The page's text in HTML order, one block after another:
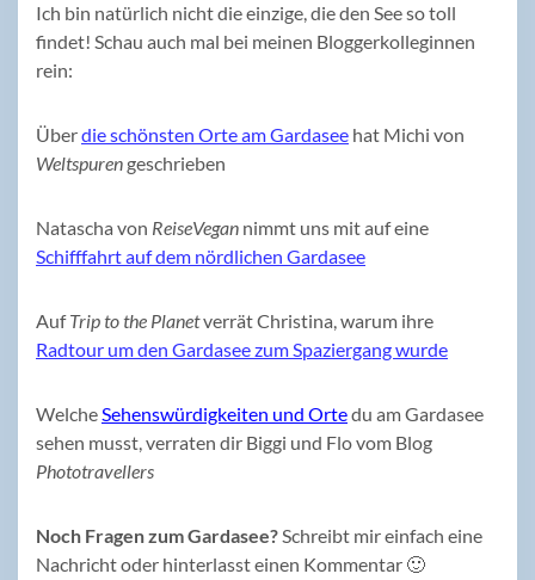
Ich bin natürlich nicht die einzige, die den See so toll
findet! Schau auch mal bei meinen Bloggerkolleginnen
rein:
Überdie schönsten Orte am Gardasee hat Michi von
Weltspuren geschrieben
Natascha von ReiseVegan nimmt uns mit auf eine
Schifffahrt auf dem nördlichen Gardasee
AufTrip to the Planetverrät Christina, warum ihre
Radtour um den Gardasee zum Spaziergang wurde
WelcheSehenswürdigkeiten und Ortedu am Gardasee
sehen musst, verraten dir Biggi und Flo vom Blog
Phototravellers
Noch Fragen zum Gardasee?Schreibt mir einfach eine
Nachricht oder hinterlasst einen Kommentar 🙂